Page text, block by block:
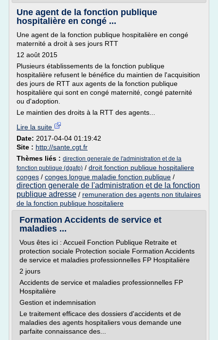
Une agent de la fonction publique
hospitalière en congé ...
Une agent de la fonction publique hospitalière en congé
maternité a droit à ses jours RTT
12 août 2015
Plusieurs établissements de la fonction publique
hospitalière refusent le bénéfice du maintien de l'acquisition
des jours de RTT aux agents de la fonction publique
hospitalière qui sont en congé maternité, congé paternité
ou d'adoption.
Le maintien des droits à la RTT des agents...
Lire la suite
Date: 2017-04-04 01:19:42
Site : http://sante.cgt.fr
Thèmes liés : direction generale de l'administration et de la
fonction publique (dgafp) / droit fonction publique hospitaliere
conges / conges longue maladie fonction publique /
direction generale de l'administration et de la fonction
publique adresse / remuneration des agents non titulaires
de la fonction publique hospitaliere
Formation Accidents de service et
maladies ...
Vous êtes ici : Accueil Fonction Publique Retraite et
protection sociale Protection sociale Formation Accidents
de service et maladies professionnelles FP Hospitalière
2 jours
Accidents de service et maladies professionnelles FP
Hospitalière
Gestion et indemnisation
Le traitement efficace des dossiers d'accidents et de
maladies des agents hospitaliers vous demande une
parfaite connaissance des...